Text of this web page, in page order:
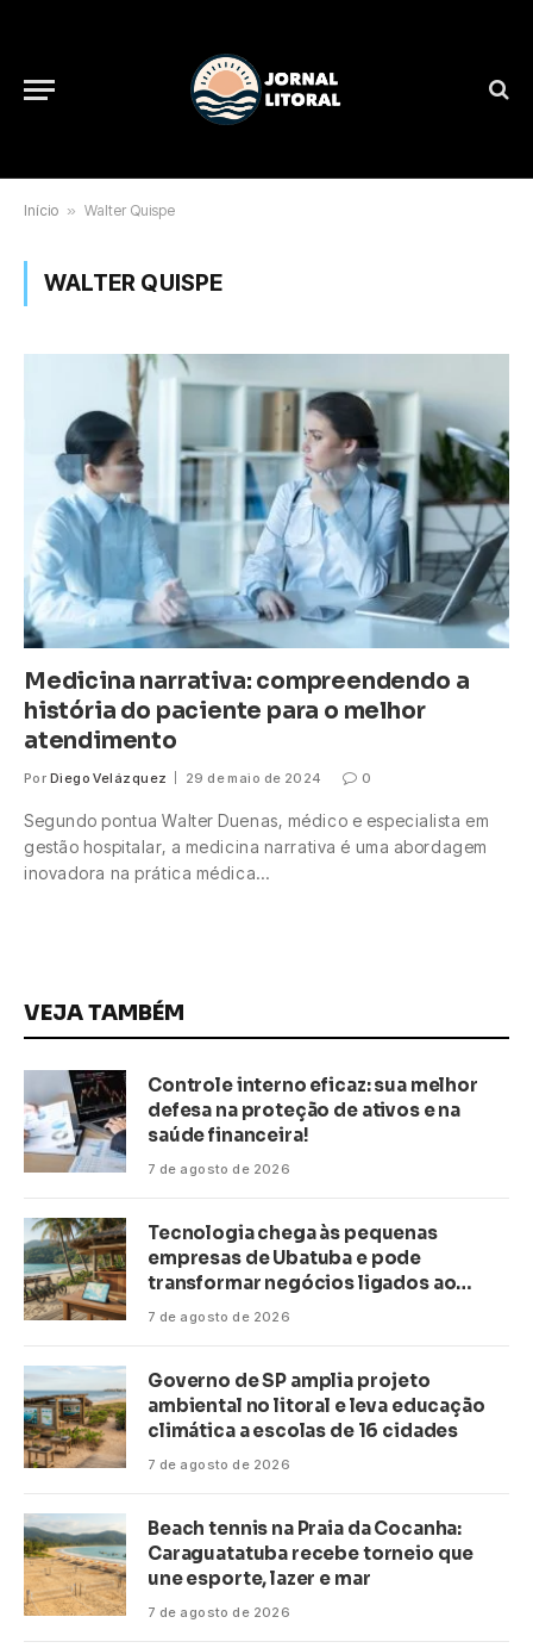
Início » Walter Quispe
WALTER QUISPE
Medicina narrativa: compreendendo a
história do paciente para o melhor
atendimento
Por Diego Velázquez 29 de maio de 2024 0
Segundo pontua Walter Duenas, médico e especialista em
gestão hospitalar, a medicina narrativa é uma abordagem
inovadora na prática médica…
VEJA TAMBÉM
Controle interno eficaz: sua melhor
defesa na proteção de ativos e na
saúde financeira!
7 de agosto de 2026
Tecnologia chega às pequenas
empresas de Ubatuba e pode
transformar negócios ligados ao
turismo no litoral
7 de agosto de 2026
Governo de SP amplia projeto
ambiental no litoral e leva educação
climática a escolas de 16 cidades
7 de agosto de 2026
Beach tennis na Praia da Cocanha:
Caraguatatuba recebe torneio que
une esporte, lazer e mar
7 de agosto de 2026